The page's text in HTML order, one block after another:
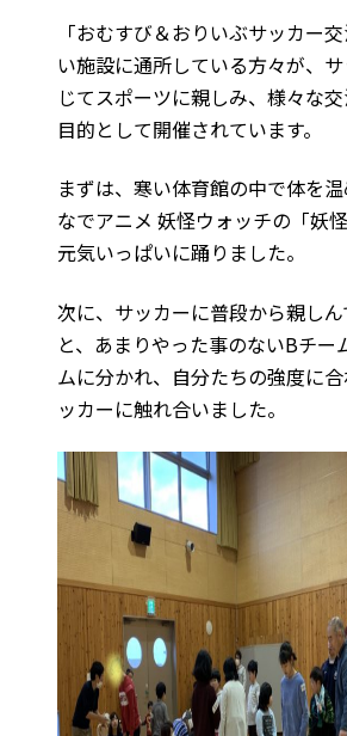
「おむすび＆おりいぶサッカー
い施設に通所している方々が、
じてスポーツに親しみ、様々な
目的として開催されています。
まずは、寒い体育館の中で体を
なでアニメ 妖怪ウォッチの「妖
元気いっぱいに踊りました。
次に、サッカーに普段から親し
と、あまりやった事のないBチー
ムに分かれ、自分たちの強度に
ッカーに触れ合いました。